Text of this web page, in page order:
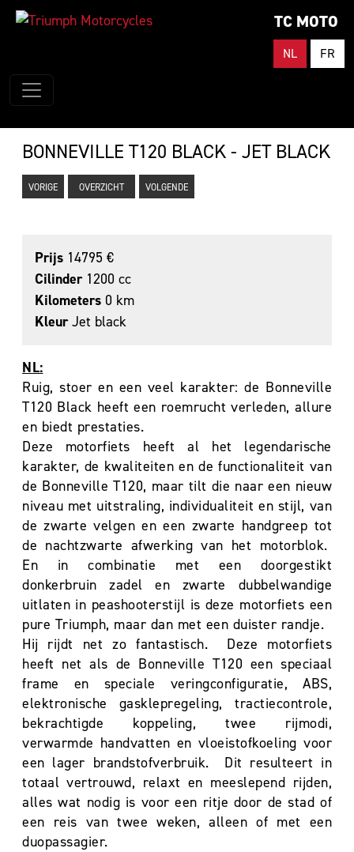
TC MOTO
NL FR
BONNEVILLE T120 BLACK - JET BLACK
VORIGE OVERZICHT VOLGENDE
Prijs 14795 €
Cilinder1200 cc
Kilometers 0 km
KleurJet black
NL:
Ruig, stoer en een veel karakter: de Bonneville
T120 Black heeft een roemrucht verleden, allure
en biedt prestaties.
Deze motorfiets heeft al het legendarische
karakter, de kwaliteiten en de functionaliteit van
de Bonneville T120, maar tilt die naar een nieuw
niveau met uitstraling, individualiteit en stijl, van
de zwarte velgen en een zwarte handgreep tot
de nachtzwarte afwerking van het motorblok.
En in combinatie met een doorgestikt
donkerbruin zadel en zwarte dubbelwandige
uitlaten in peashooterstijl is deze motorfiets een
pure Triumph, maar dan met een duister randje.
Hij rijdt net zo fantastisch. Deze motorfiets
heeft net als de Bonneville T120 een speciaal
frame en speciale veringconfiguratie, ABS,
elektronische gasklepregeling, tractiecontrole,
bekrachtigde koppeling, twee rijmodi,
verwarmde handvatten en vloeistofkoeling voor
een lager brandstofverbruik. Dit resulteert in
totaal vertrouwd, relaxt en meeslepend rijden,
alles wat nodig is voor een ritje door de stad of
een reis van twee weken, alleen of met een
duopassagier.